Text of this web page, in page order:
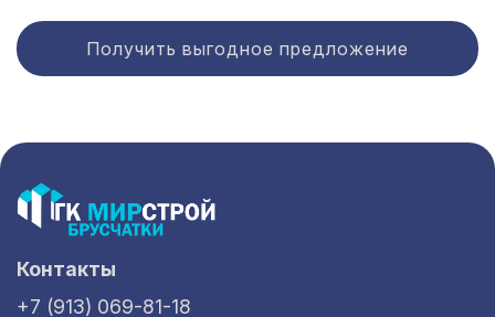
Получить выгодное предложение
Контакты
+7 (913) 069-81-18